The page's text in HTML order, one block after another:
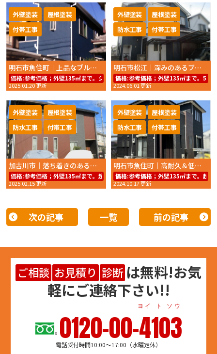
明石市魚住町｜上品なブルーとブラウンの調和が美しい外壁・屋根塗装
価格:参考価格；外壁135㎡まで。シリコンREVO1000−IR59.8万円～（工事費
2025.01.20 更新
外壁塗装
屋根塗装
付帯工事
明石市松江｜深みのあるブルーが映える！外壁・屋根塗装工事
価格:参考価格；外壁135㎡まで。
2024.06.01 更新
外壁塗装
屋根塗装
防水工事
付帯工事
加古川市｜落ち着きのあるブラウン外壁へ！高耐久塗料で美しさを長持ち
価格:参考価格；外壁135㎡まで。超低汚染リファイン1000Si-IR69.8万円～（
2025.02.15 更新
外壁塗装
屋根塗装
防水工事
付帯工事
明石市魚住町｜高耐久＆低汚染塗料で美しさ長持ち！外壁・屋根塗装施工例
価格:参考価格；外壁135㎡まで。超
2024.10.17 更新
外壁塗装
屋根塗装
防水工事
付帯工事
次の記事 一覧 前の記事
ご相談 お見積り 診断 は無料!お気
軽にご連絡下さい!!
0120-00-4103
ヨイ ト ソウ
電話受付時間10:00～17:00（水曜定休）